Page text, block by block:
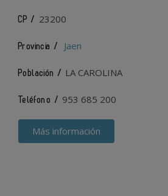
CP / 23200
Provincia / Jaen
Población / LA CAROLINA
Teléfono / 953 685 200
Más información